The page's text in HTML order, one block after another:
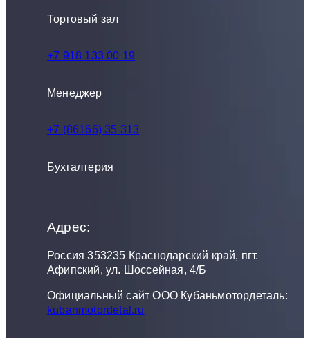
Торговый зал
+7 918 133 00 19
Менеджер
+7 (86166) 35 313
Бухгалтерия
Адрес:
Россия 353235 Краснодарский край, пгт.
Афипский, ул. Шоссейная, 4/Б
Официальный сайт ООО Кубаньмотордеталь:
kubanmotordetal.ru